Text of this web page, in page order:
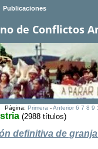
Publicaciones
de Conflictos
Página: Primera-Anterior 6 7 8 9
(2988 títulos)
definitiva de